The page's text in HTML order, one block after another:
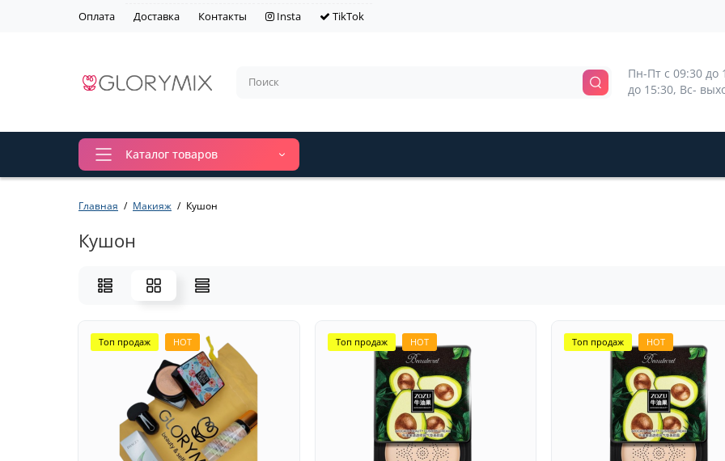
Оплата Доставка Контакты Insta TikTok
Пн-Пт с 09:30 до
до 15:30, Вс-
Каталог товаров
Главная Макияж Кушон
Кушон
Топ продаж HOT Топ продаж HOT Топ продаж HOT